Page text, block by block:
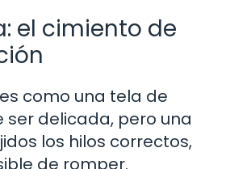
el cimiento de
como una tela de
ser delicada, pero una
los hilos correctos,
de romper.